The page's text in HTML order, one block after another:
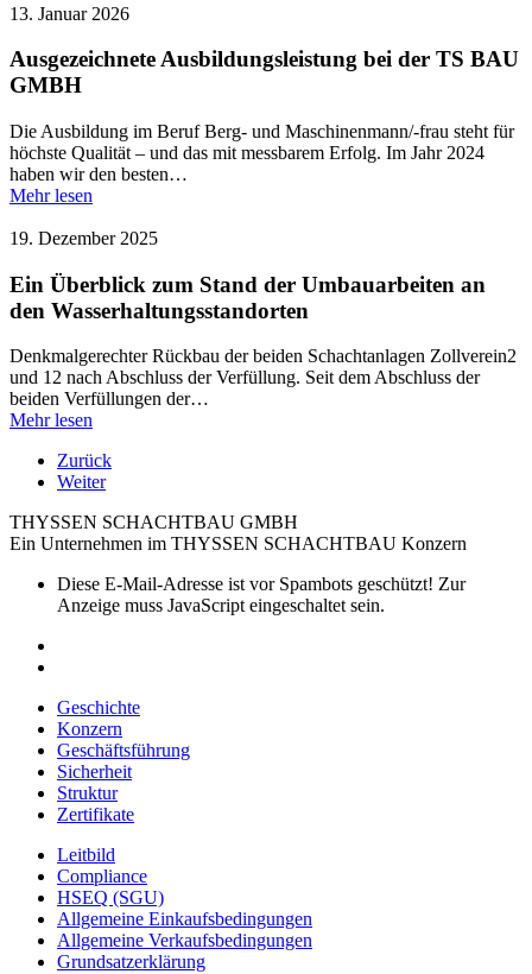
13. Januar 2026
Ausgezeichnete Ausbildungsleistung bei der TS BAU
GMBH
Die Ausbildung im Beruf Berg- und Maschinenmann/-frau steht für
höchste Qualität – und das mit messbarem Erfolg. Im Jahr 2024
haben wir den besten…
Mehr lesen
19. Dezember 2025
Ein Überblick zum Stand der Umbauarbeiten an
den Wasserhaltungsstandorten
Denkmalgerechter Rückbau der beiden Schachtanlagen Zollverein2
und 12 nach Abschluss der Verfüllung. Seit dem Abschluss der
beiden Verfüllungen der…
Mehr lesen
Zurück
Weiter
THYSSEN SCHACHTBAU GMBH
Ein Unternehmen im THYSSEN SCHACHTBAU Konzern
Diese E-Mail-Adresse ist vor Spambots geschützt! Zur
Anzeige muss JavaScript eingeschaltet sein.
Geschichte
Konzern
Geschäftsführung
Sicherheit
Struktur
Zertifikate
Leitbild
Compliance
HSEQ (SGU)
Allgemeine Einkaufsbedingungen
Allgemeine Verkaufsbedingungen
Grundsatzerklärung